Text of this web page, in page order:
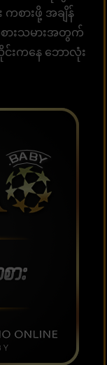
စားဖို့ အချိန်
ားသမားအတွက်
းကနေ ဘောလုံး